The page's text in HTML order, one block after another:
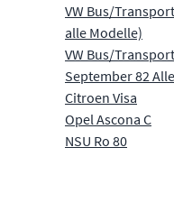
VW Bus/
alle Modelle)
VW Bus/
September 82
Citroen Visa
Opel Ascona C
NSU Ro 80